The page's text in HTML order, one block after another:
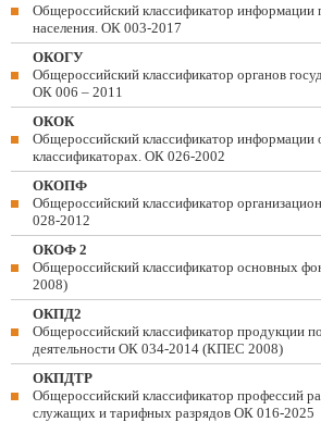
Общероссийский классификатор информации
населения. ОК 003-2017
ОКОГУ
Общероссийский классификатор органов
ОК 006 – 2011
ОКОК
Общероссийский классификатор информации
классификаторах. ОК 026-2002
ОКОПФ
Общероссийский классификатор
028-2012
ОКОФ 2
Общероссийский классификатор основных
2008)
ОКПД2
Общероссийский классификатор продукции
деятельности ОК 034-2014 (КПЕС 2008)
ОКПДТР
Общероссийский классификатор профессий
служащих и тарифных разрядов ОК 016-2025